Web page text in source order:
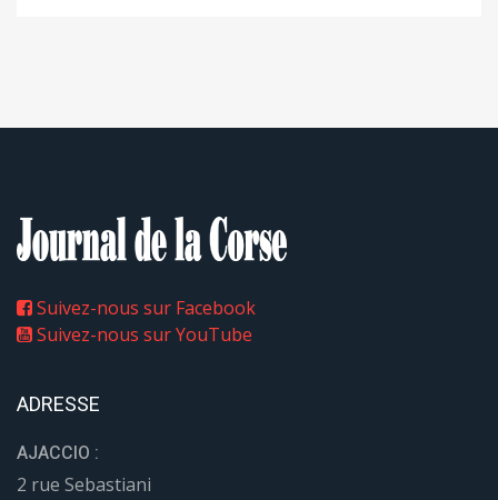
Suivez-nous sur Facebook
Suivez-nous sur YouTube
ADRESSE
AJACCIO :
2 rue Sebastiani